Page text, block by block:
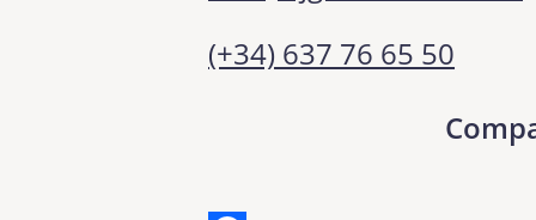
(+34) 637 76 65 50